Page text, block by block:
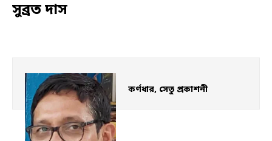
সুব্রত দাস
কর্ণধার, সেতু প্রকাশনী